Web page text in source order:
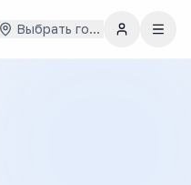
Выбрать город